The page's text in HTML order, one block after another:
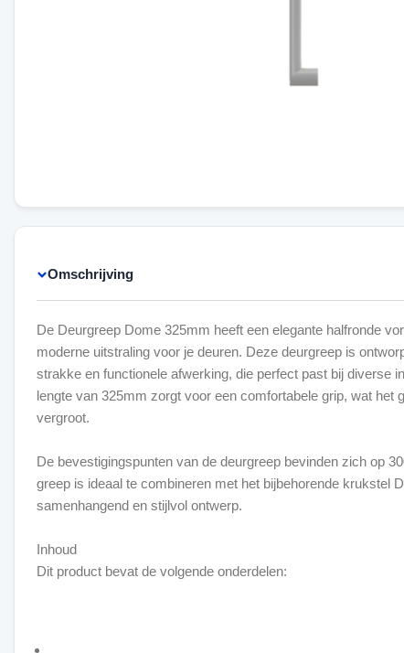
Omschrijving
De Deurgreep Dome 325mm heeft een elegante halfronde
moderne uitstraling voor je deuren. Deze deurgreep is
strakke en functionele afwerking, die perfect past bij diverse
lengte van 325mm zorgt voor een comfortabele grip, wat het
vergroot.
De bevestigingspunten van de deurgreep bevinden zich op
greep is ideaal te combineren met het bijbehorende krukstel
samenhangend en stijlvol ontwerp.
Inhoud
Dit product bevat de volgende onderdelen: